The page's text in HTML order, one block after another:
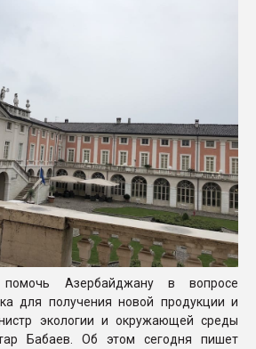
Азербайджану в вопросе
для получения новой продукции и
экологии и окружающей среды
Бабаев. Об этом сегодня пишет